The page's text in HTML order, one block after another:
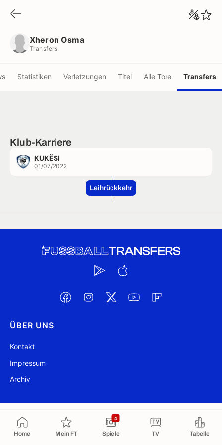
Home Mein FT Spiele
4
TV Tabelle
Xheron Osma
Transfers
Statistiken Verletzungen Titel Alle Tore Transfers
Klub-Karriere
KUKËSI
01/07/2022
Leihrückkehr
ÜBER UNS
Kontakt
Impressum
Archiv
@ FussballTransfers.com 2009-2026
In die Zwischenablage kopiert